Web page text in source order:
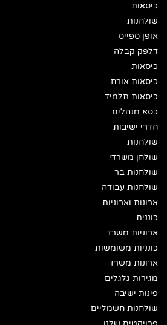
כיסאות
שולחנות
אופן ספייס
דלפק קבלה
כיסאות
כיסאות אורח
כיסאות תלמיד
כסא מנהלים
חדרי ישיבות
שולחנות
שולחן משרדי
שולחנות בר
שולחנות עבודה
ארונות וארוניות
כוננית
ארוניות משרד
כונניות משומשות
ארונות משרד
מגירות גלגלים
פינות ישיבה
שולחנות חשמליים